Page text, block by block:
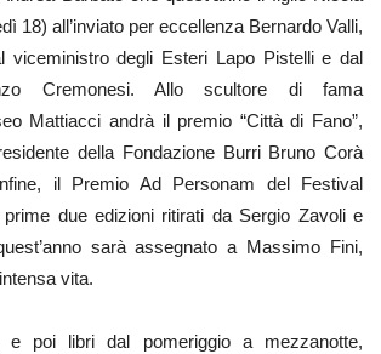
18) all’inviato per eccellenza Bernardo Valli,
viceministro degli Esteri Lapo Pistelli e dal
Cremonesi. Allo scultore di fama
Mattiacci andrà il premio “Città di Fano”,
della Fondazione Burri Bruno Corà
il Premio Ad Personam del Festival
due edizioni ritirati da Sergio Zavoli e
sarà assegnato a Massimo Fini,
vita.
e poi libri dal pomeriggio a mezzanotte,